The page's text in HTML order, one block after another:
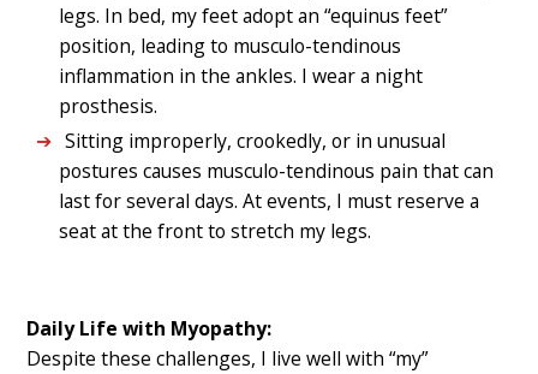
legs. In bed, my feet adopt an “equinus feet”
position, leading to musculo-tendinous
inflammation in the ankles. I wear a night
prosthesis.
Sitting improperly, crookedly, or in unusual
postures causes musculo-tendinous pain that can
last for several days. At events, I must reserve a
seat at the front to stretch my legs.
Daily Life with Myopathy:
Despite these challenges, I live well with “my”